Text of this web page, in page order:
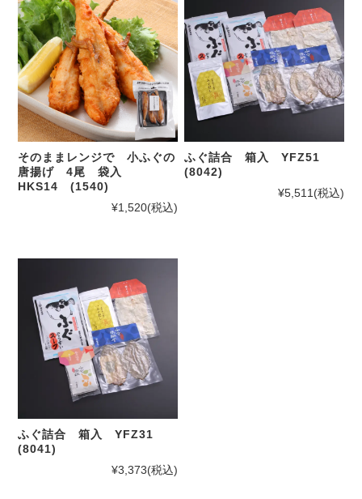
そのままレンジで 小ふぐの
唐揚げ 4尾 袋入
HKS14 (1540)
¥1,520(税込)
ふぐ詰合 箱入 YFZ51
(8042)
¥5,511(税込)
ふぐ詰合 箱入 YFZ31
(8041)
¥3,373(税込)